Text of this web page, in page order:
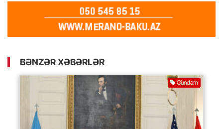
BƏNZƏR XƏBƏRLƏR
Gündəm